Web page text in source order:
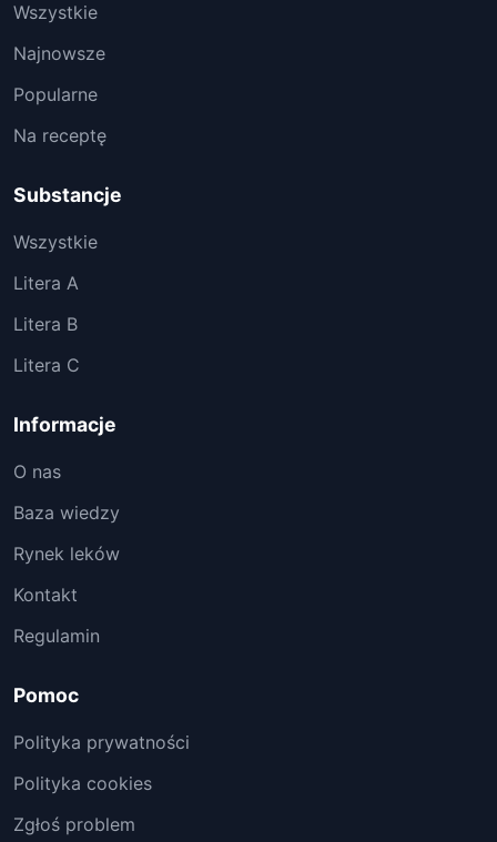
Wszystkie
Najnowsze
Popularne
Na receptę
Substancje
Wszystkie
Litera A
Litera B
Litera C
Informacje
O nas
Baza wiedzy
Rynek leków
Kontakt
Regulamin
Pomoc
Polityka prywatności
Polityka cookies
Zgłoś problem